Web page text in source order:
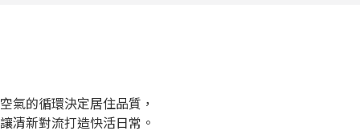
空氣的循環決定居住品質，
讓清新對流打造快活日常。